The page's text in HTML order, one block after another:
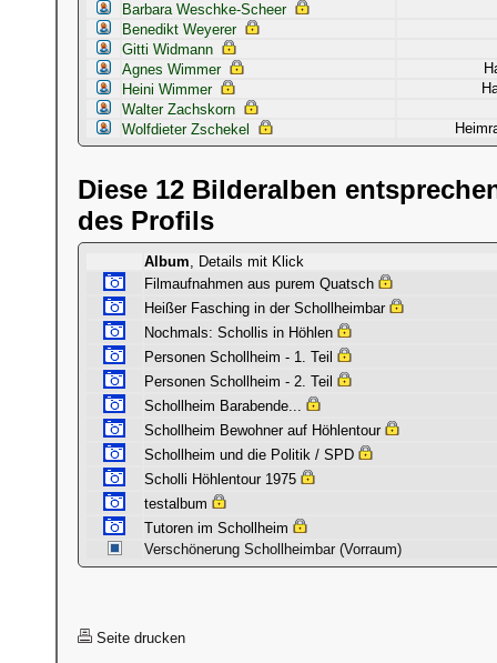
Barbara Weschke-Scheer
Benedikt Weyerer
Gitti Widmann
Agnes Wimmer
Heini Wimmer
Walter Zachskorn
Wolfdieter Zschekel
Diese 12 Bilderalben
des Profils
Album, Details mit Klick
Filmaufnahmen aus purem Quatsch
Heißer Fasching in der Schollheimbar
Nochmals: Schollis in Höhlen
Personen Schollheim - 1. Teil
Personen Schollheim - 2. Teil
Schollheim Barabende...
Schollheim Bewohner auf Höhlentour
Schollheim und die Politik / SPD
Scholli Höhlentour 1975
testalbum
Tutoren im Schollheim
Verschönerung Schollheimbar (Vorraum)
Seite drucken